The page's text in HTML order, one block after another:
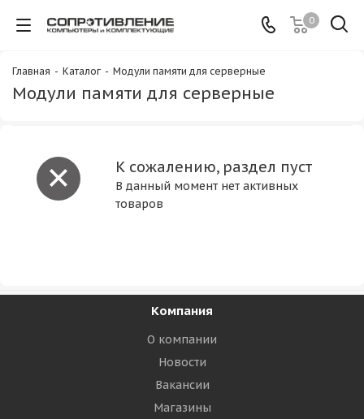
0
Главная - Каталог - Модули памяти для серверные
Модули памяти для серверные
К сожалению, раздел пуст
В данный момент нет активных
товаров
Компания
О компании
Новости
Вакансии
Магазины